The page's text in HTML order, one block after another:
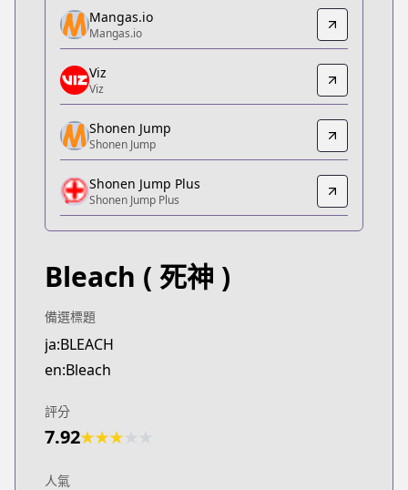
Mangas.io
Mangas.io
https://www.mangas.io/lire/bleach
Viz
Viz
https://www.viz.com/shonenjump/chapters/
Shonen Jump
Shonen Jump
https://www.shonenjump.com/j/rensai/
Shonen Jump Plus
Shonen Jump Plus
MANGA Plus
https://mangaplus.shueisha.co.jp/titles/200012
MANGA Plus
MANGA Plus
Mangas.io
Mangas.io
Viz
Viz
Shonen Jump
Shonen Jump
Shonen Jump Plus
Shonen Jump Plus
Bleach ( 死神 )
備選標題
ja:BLEACH
en:Bleach
評分
7.92★★★
人氣